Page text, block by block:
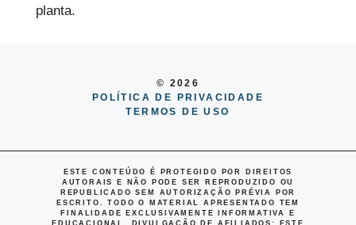
© 2026
POLÍTICA DE PRIVACIDADE
TERMOS DE USO
ESTE CONTEÚDO É PROTEGIDO POR DIREITOS
AUTORAIS E NÃO PODE SER REPRODUZIDO OU
REPUBLICADO SEM AUTORIZAÇÃO PRÉVIA POR
ESCRITO. TODO O MATERIAL APRESENTADO TEM
FINALIDADE EXCLUSIVAMENTE INFORMATIVA E